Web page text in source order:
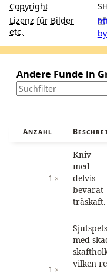
Copyright
Lizenz für Bilder
etc.
Andere Funde in
Anzahl
1
Kniv
med
delvis
bevarat
träskaft.
1
Sjutspets
med
vilken